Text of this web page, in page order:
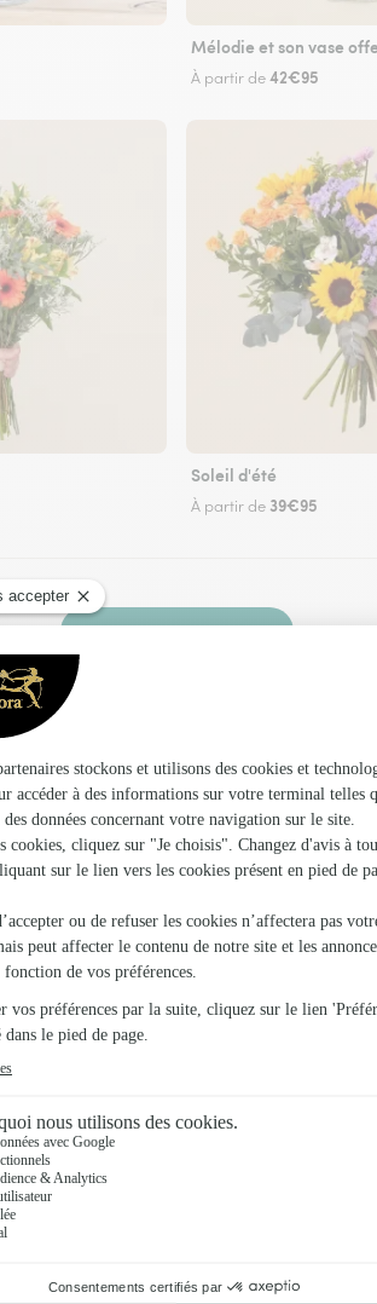
Mélodie et son vase
À partir de42€95
Soleil d'été
À partir de 39€95
Faire livrer des fleurs
Interflora à Conie-Molitard et